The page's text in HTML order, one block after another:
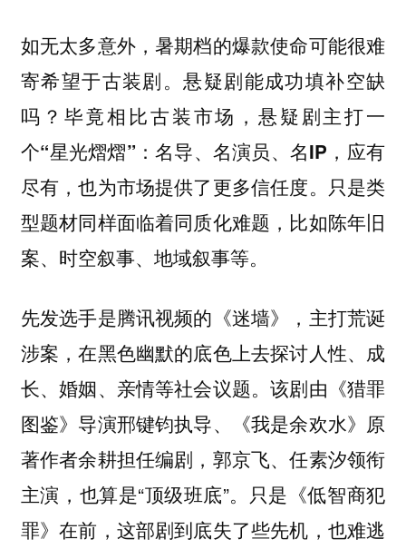
如无太多意外，暑期档的爆款使命可能很难
寄希望于古装剧。悬疑剧能成功填补空缺
吗？ 毕竟相比古装市场，悬疑剧主打一
个“星光熠熠”：名导、名演员、名IP，应有
尽有，也为市场提供了更多信任度。 只是类
型题材同样面临着同质化难题，比如陈年旧
案、时空叙事、地域叙事等。
先发选手是腾讯视频的《迷墙》，主打荒诞
涉案，在黑色幽默的底色上去探讨人性、成
长、婚姻、亲情等社会议题。该剧由《猎罪
图鉴》导演邢键钧执导、《我是余欢水》原
著作者余耕担任编剧，郭京飞、任素汐领衔
主演，也算是“顶级班底”。只是《低智商犯
罪》在前，这部剧到底失了些先机，也难逃